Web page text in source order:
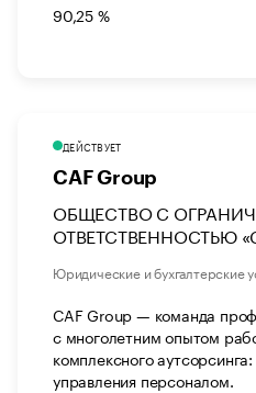
90,25 %
ДЕЙСТВУЕТ
CAF Group
ОБЩЕСТВО С
ОТВЕТСТВЕННОСТЬЮ
Юридические и бухгалтерские
CAF Group — команда
c многолетним опытом
комплексного
управления персоналом.